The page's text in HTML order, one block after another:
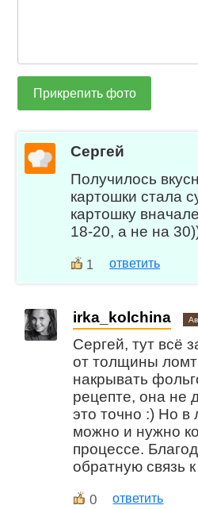
Прикрепить фото
Сергей
Получилось
картошки стала
картошку
18-20, а не на
1 ответить
irka_kolchina
Сергей, тут всё
от толщины
накрывать
рецепте, она не
это точно :) Но
можно и нужно
процессе.
обратную связь
0 ответить